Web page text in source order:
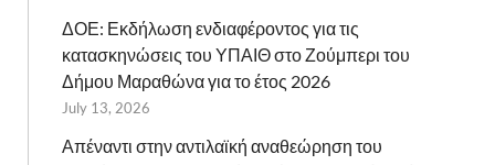
ΔΟΕ: Εκδήλωση ενδιαφέροντος για τις
κατασκηνώσεις του ΥΠΑΙΘ στο Ζούμπερι του
Δήμου Μαραθώνα για το έτος 2026
July 13, 2026
Απέναντι στην αντιλαϊκή αναθεώρηση του